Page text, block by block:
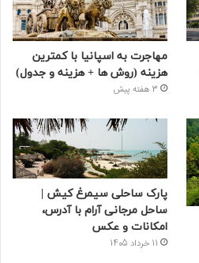
مهاجرت به اسپانیا با کمترین
هزینه (روش ها + هزینه و جدول)
3 هفته پیش
پارک ساحلی سیمرغ کیش |
ساحل مرجانی آرام با آدرس،
امکانات و عکس
11 خرداد 1405